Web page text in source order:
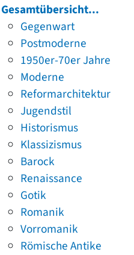
Gesamtübersicht...
Gegenwart
Postmoderne
1950er-70er Jahre
Moderne
Reformarchitektur
Jugendstil
Historismus
Klassizismus
Barock
Renaissance
Gotik
Romanik
Vorromanik
Römische Antike